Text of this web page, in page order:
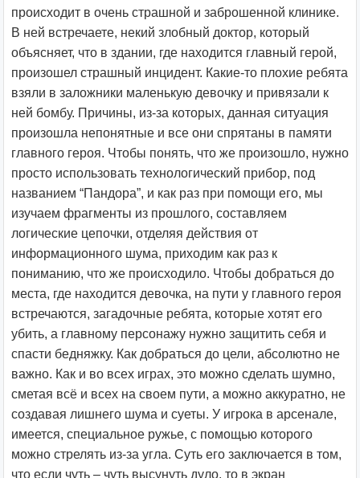
происходит в очень страшной и заброшенной клинике.
В ней встречаете, некий злобный доктор, который
объясняет, что в здании, где находится главный герой,
произошел страшный инцидент. Какие-то плохие ребята
взяли в заложники маленькую девочку и привязали к
ней бомбу. Причины, из-за которых, данная ситуация
произошла непонятные и все они спрятаны в памяти
главного героя. Чтобы понять, что же произошло, нужно
просто использовать технологический прибор, под
названием “Пандора”, и как раз при помощи его, мы
изучаем фрагменты из прошлого, составляем
логические цепочки, отделяя действия от
информационного шума, приходим как раз к
пониманию, что же происходило. Чтобы добраться до
места, где находится девочка, на пути у главного героя
встречаются, загадочные ребята, которые хотят его
убить, а главному персонажу нужно защитить себя и
спасти бедняжку. Как добраться до цели, абсолютно не
важно. Как и во всех играх, это можно сделать шумно,
сметая всё и всех на своем пути, а можно аккуратно, не
создавая лишнего шума и суеты. У игрока в арсенале,
имеется, специальное ружье, с помощью которого
можно стрелять из-за угла. Суть его заключается в том,
что если чуть – чуть высунуть дуло, то в экран